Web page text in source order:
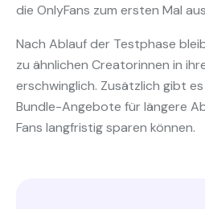
die OnlyFans zum ersten Mal
Nach Ablauf der Testphase
zu ähnlichen Creatorinnen in
erschwinglich. Zusätzlich gibt
Bundle-Angebote für längere
Fans langfristig sparen können.